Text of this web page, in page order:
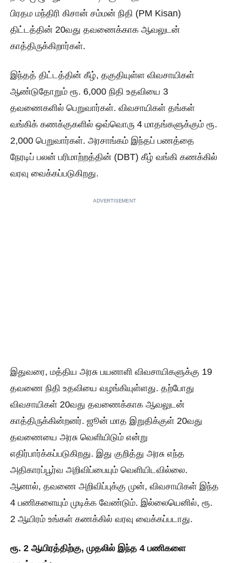
பிரதம மந்திரி கிசான் சம்மன் நிதி (PM Kisan)
திட்டத்தின் 20வது தவணைக்காக ஆவலுடன்
காத்திருக்கிறார்கள்.
இந்தத் திட்டத்தின் கீழ், தகுதியுள்ள விவசாயிகள்
ஆண்டுதோறும் ரூ. 6,000 நிதி உதவியை 3
தவணைகளில் பெறுவார்கள். விவசாயிகள் தங்கள்
வங்கிக் கணக்குகளில் ஒவ்வொரு 4 மாதங்களுக்கும் ரூ.
2,000 பெறுவார்கள். அரசாங்கம் இந்தப் பணத்தை
நேரடிப் பலன் பரிமாற்றத்தின் (DBT) கீழ் வங்கி கணக்கில்
வரவு வைக்கப்படுகிறது.
ADVERTISEMENT
இதுவரை, மத்திய அரசு பயனாளி விவசாயிகளுக்கு 19
தவணை நிதி உதவியை வழங்கியுள்ளது. தற்போது
விவசாயிகள் 20வது தவணைக்காக ஆவலுடன்
காத்திருக்கின்றனர். ஜூன் மாத இறுதிக்குள் 20வது
தவணையை அரசு வெளியிடும் என்று
எதிர்பார்க்கப்படுகிறது. இது குறித்து அரசு எந்த
அதிகாரப்பூர்வ அறிவிப்பையும் வெளியிடவில்லை.
ஆனால், தவணை அறிவிப்புக்கு முன், விவசாயிகள் இந்த
4 பணிகளையும் முடிக்க வேண்டும். இல்லையெனில், ரூ.
2 ஆயிரம் உங்கள் கணக்கில் வரவு வைக்கப்படாது.
ரூ. 2 ஆயிரத்திற்கு, முதலில் இந்த 4 பணிகளை